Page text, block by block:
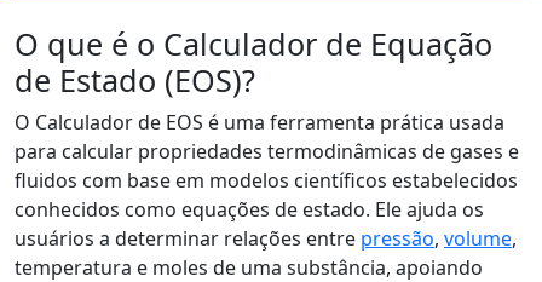
O que é o Calculador de Equação
de Estado (EOS)?
O Calculador de EOS é uma ferramenta prática usada
para calcular propriedades termodinâmicas de gases e
fluidos com base em modelos científicos estabelecidos
conhecidos como equações de estado. Ele ajuda os
usuários a determinar relações entre pressão, volume,
temperatura e moles de uma substância, apoiando